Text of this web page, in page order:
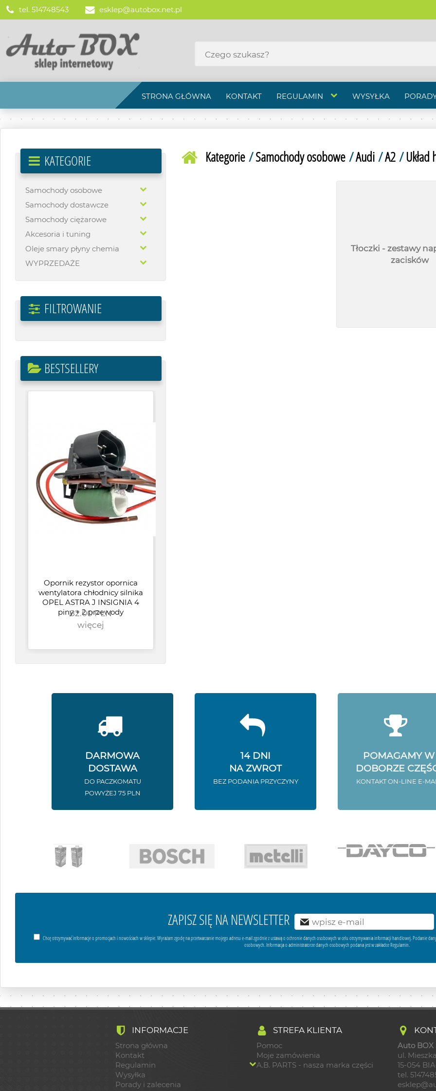
tel. 514748543 esklep@autobox.net.pl
STRONA GŁÓWNA KONTAKT REGULAMIN WYSYŁKA
KATEGORIE
Samochody osobowe
Samochody dostawcze
Samochody ciężarowe
Akcesoria i tuning
Oleje smary płyny chemia
WYPRZEDAŻE
FILTROWANIE
BESTSELLERY
Opornik rezystor opornica
wentylatora chłodnicy silnika
OPEL ASTRA J INSIGNIA 4
piny + 2 przewody
82.00 PLN
więcej
Kategorie/Samochody osobowe/Audi/A2/
Tłoczki - zestawy
zacisków
DARMOWA
DOSTAWA
DO PACZKOMATU
POWYŻEJ 75 PLN
14 DNI
NA ZWROT
BEZ PODANIA PRZYCZYNY
POMAGAMY W
DOBORZE
KONTAKT ON-LINE E-
ZAPISZ SIĘ NA NEWSLETTER
Chcę otrzymywać informacje o promocjach i nowościach w sklepie. Wyrażam zgodę na przetwarzanie mojego adresu e-mail zgodnie z ustawą o ochronie danych osobowych w celu otrzymywania informacji handlowej. Podanie
osobowych. Informacja o administratorze danych osobowych podana jest w zakładce Regulamin.
INFORMACJE
Strona główna
Kontakt
Regulamin
Wysyłka
Porady i zalecenia
STREFA KLIENTA
Pomoc
Moje zamówienia
A.B. PARTS - nasza marka części
Auto BOX
ul.
15-054
tel.